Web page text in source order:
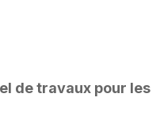
de travaux pour les